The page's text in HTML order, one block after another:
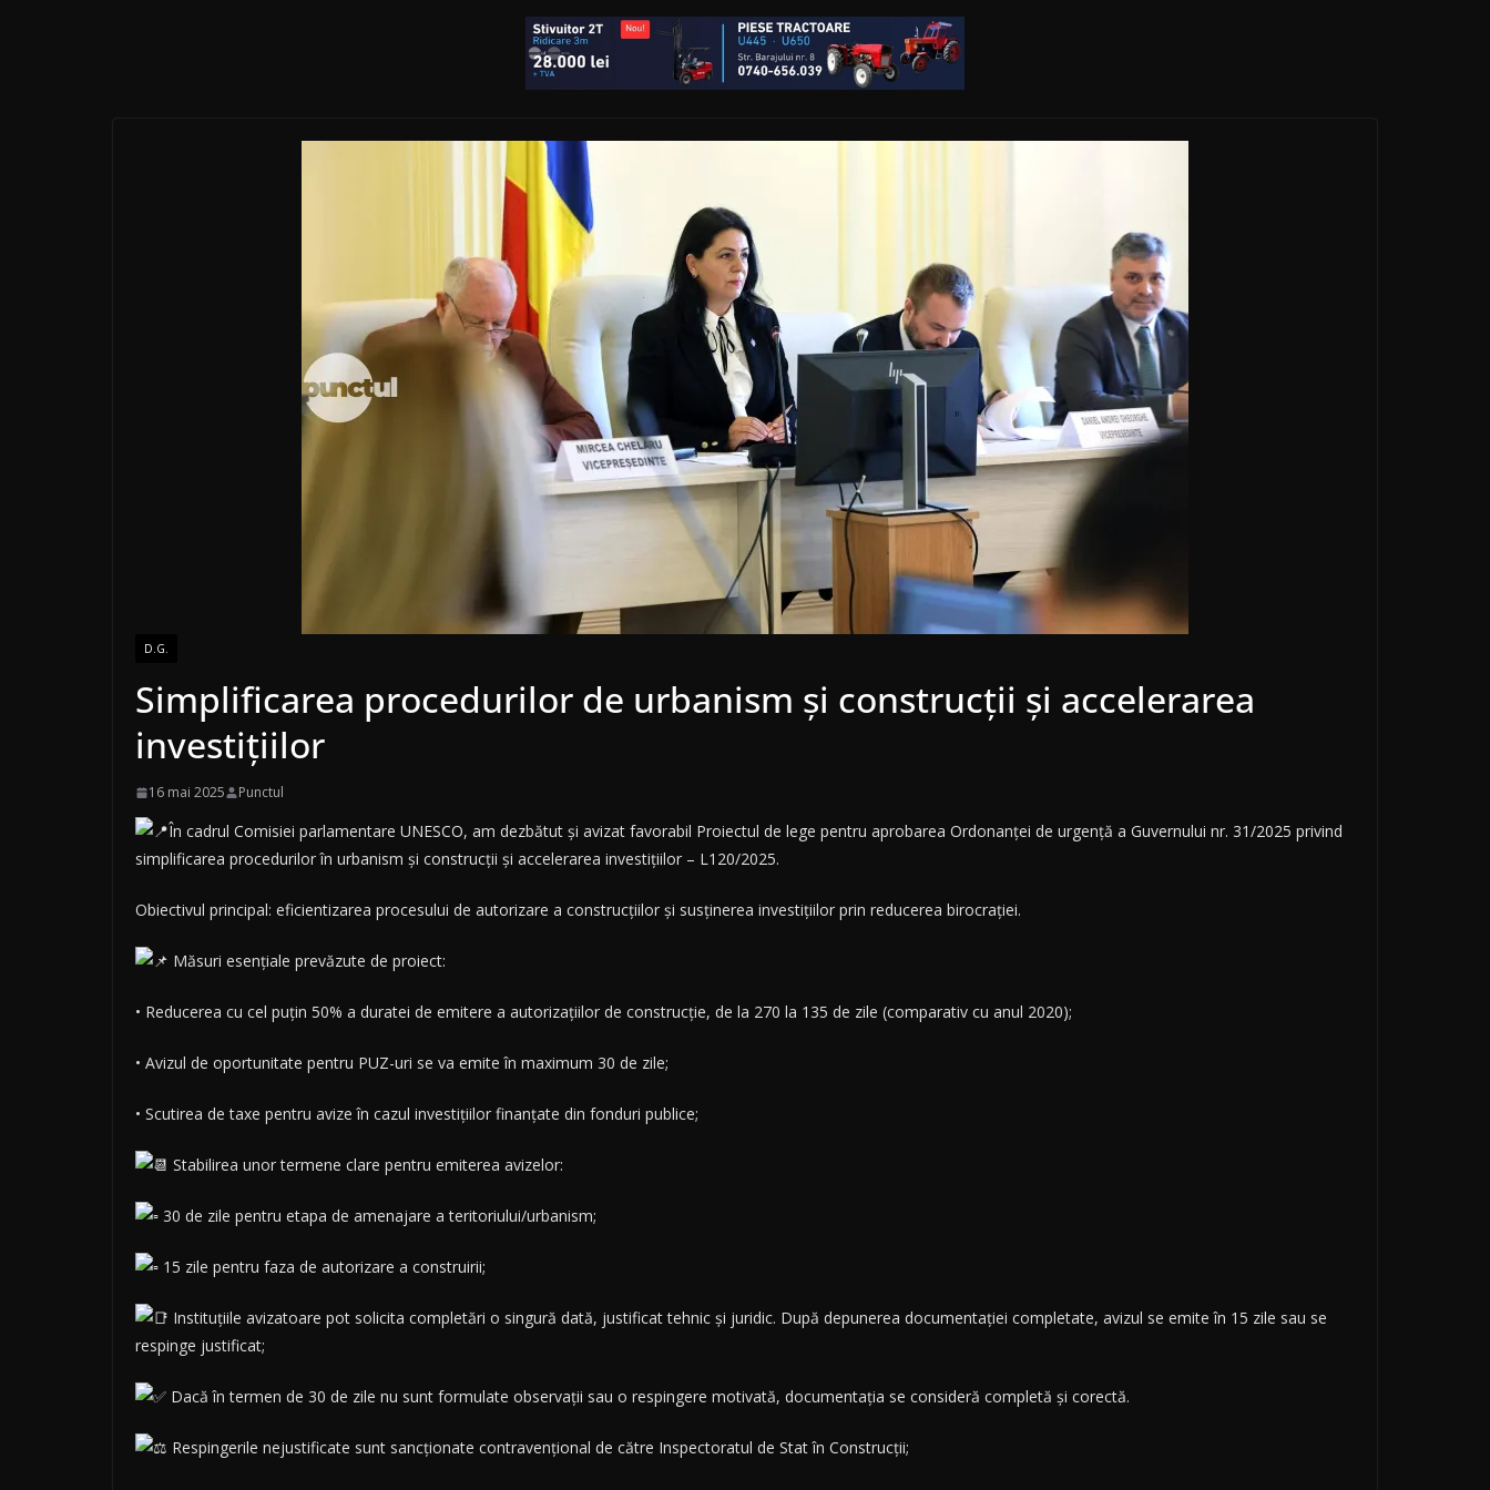
D.G.
Simplificarea procedurilor de urbanism și construcții și accelerarea
investițiilor
16 mai 2025 Punctul
În cadrul Comisiei parlamentare UNESCO, am dezbătut și avizat favorabil Proiectul de lege pentru aprobarea Ordonanței de urgență a Guvernului nr. 31/2025 privind
simplificarea procedurilor în urbanism și construcții și accelerarea investițiilor – L120/2025.
Obiectivul principal: eficientizarea procesului de autorizare a construcțiilor și susținerea investițiilor prin reducerea birocrației.
Măsuri esențiale prevăzute de proiect:
• Reducerea cu cel puțin 50% a duratei de emitere a autorizațiilor de construcție, de la 270 la 135 de zile (comparativ cu anul 2020);
• Avizul de oportunitate pentru PUZ-uri se va emite în maximum 30 de zile;
• Scutirea de taxe pentru avize în cazul investițiilor finanțate din fonduri publice;
Stabilirea unor termene clare pentru emiterea avizelor:
30 de zile pentru etapa de amenajare a teritoriului/urbanism;
15 zile pentru faza de autorizare a construirii;
Instituțiile avizatoare pot solicita completări o singură dată, justificat tehnic și juridic. După depunerea documentației completate, avizul se emite în 15 zile sau se
respinge justificat;
Dacă în termen de 30 de zile nu sunt formulate observații sau o respingere motivată, documentația se consideră completă și corectă.
Respingerile nejustificate sunt sancționate contravențional de către Inspectoratul de Stat în Construcții;